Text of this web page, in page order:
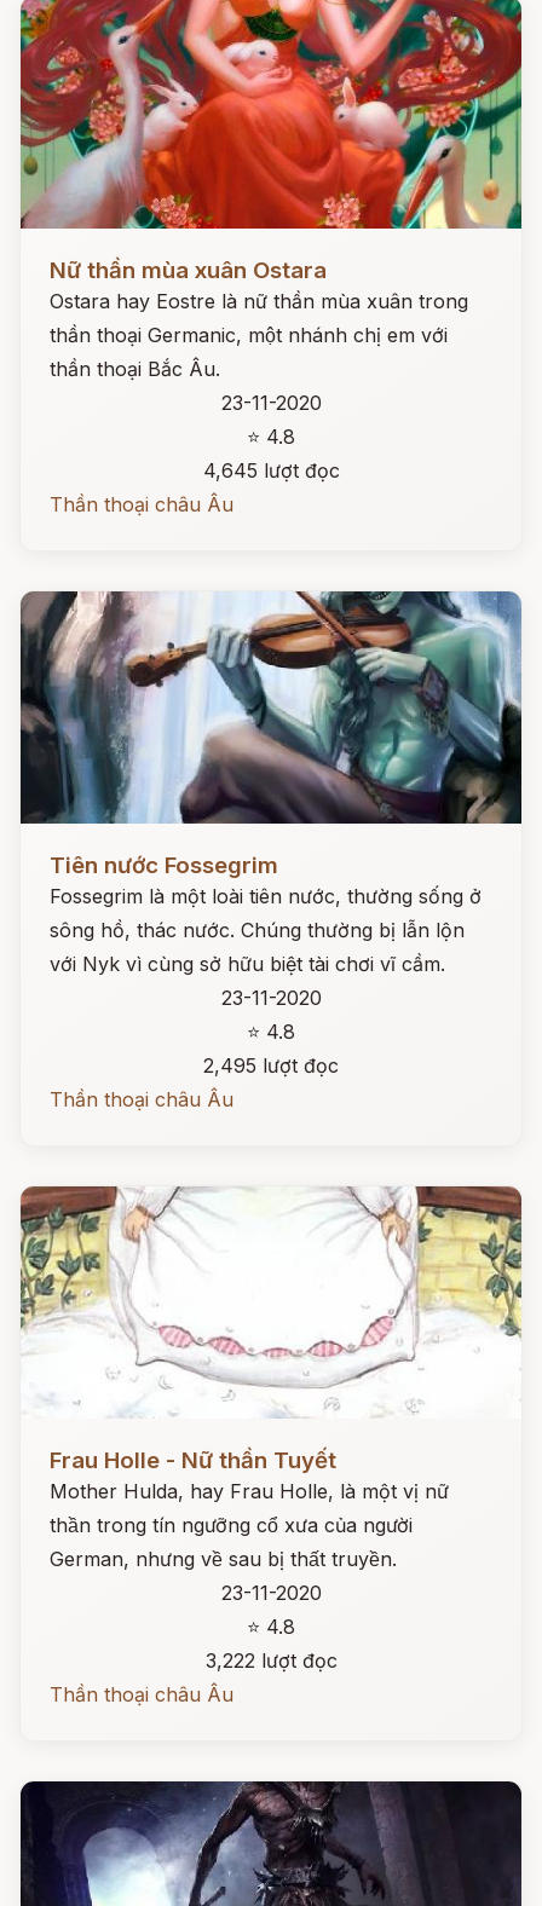
Nữ thần mùa xuân Ostara
Ostara hay Eostre là nữ thần mùa xuân trong
thần thoại Germanic, một nhánh chị em với
thần thoại Bắc Âu.
23-11-2020
⭐ 4.8
4,645 lượt đọc
Thần thoại châu Âu
Tiên nước Fossegrim
Fossegrim là một loài tiên nước, thường sống ở
sông hồ, thác nước. Chúng thường bị lẫn lộn
với Nyk vì cùng sở hữu biệt tài chơi vĩ cầm.
23-11-2020
⭐ 4.8
2,495 lượt đọc
Thần thoại châu Âu
Frau Holle - Nữ thần Tuyết
Mother Hulda, hay Frau Holle, là một vị nữ
thần trong tín ngưỡng cổ xưa của người
German, nhưng về sau bị thất truyền.
23-11-2020
⭐ 4.8
3,222 lượt đọc
Thần thoại châu Âu